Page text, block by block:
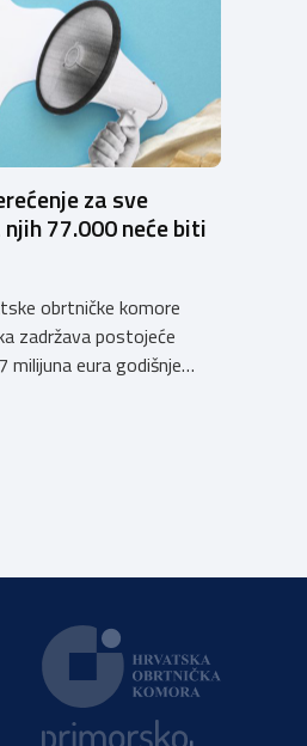
za sve
77.000 neće biti
obrtničke komore
zadržava postojeće
milijuna eura godišnje